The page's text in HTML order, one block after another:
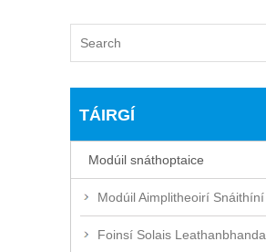
TÁIRGÍ
Modúil snáthoptaice
Modúil Aimplitheoirí Snáithíní
Foinsí Solais Leathanbhanda